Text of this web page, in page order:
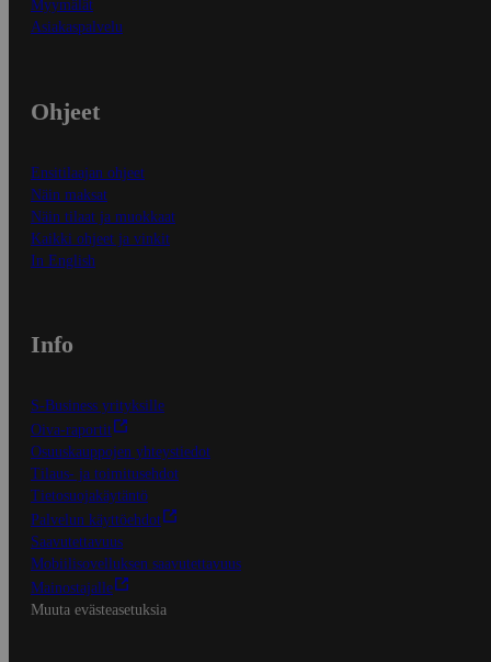
Myymälät
Asiakaspalvelu
Ohjeet
Ensitilaajan ohjeet
Näin maksat
Näin tilaat ja muokkaat
Kaikki ohjeet ja vinkit
In English
Info
S-Business yrityksille
Oiva-raportit
Osuuskauppojen yhteystiedot
Tilaus- ja toimitusehdot
Tietosuojakäytäntö
Palvelun käyttöehdot
Saavutettavuus
Mobiilisovelluksen saavutettavuus
Mainostajalle
Muuta evästeasetuksia